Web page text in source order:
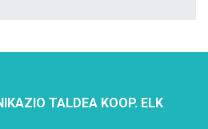
TALDEA KOOP. ELK